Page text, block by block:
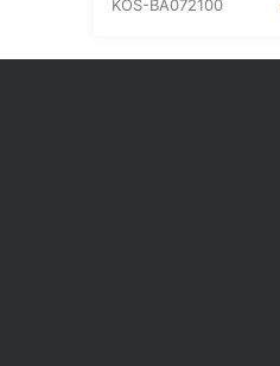
KOS-BA072100